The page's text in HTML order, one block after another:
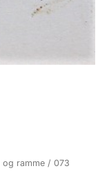
ramme / 073